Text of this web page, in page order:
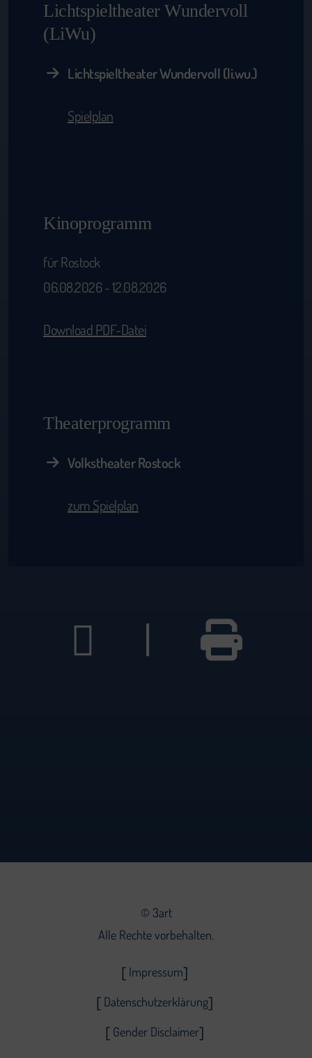
Lichtspieltheater Wundervoll
(LiWu)
Lichtspieltheater Wundervoll (li.wu.)
Spielplan
Kinoprogramm
für Rostock
06.08.2026 - 12.08.2026
Download PDF-Datei
Theaterprogramm
Volkstheater Rostock
zum Spielplan
|
© 3art
Alle Rechte vorbehalten.
Impressum
Datenschutzerklärung
Gender Disclaimer